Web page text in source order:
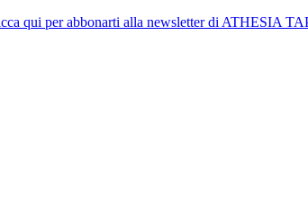
qui per abbonarti alla newsletter di ATHESIA